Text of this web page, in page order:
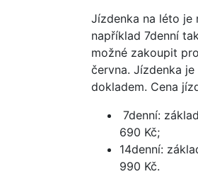
Jízdenka na léto je
například 7denní
možné zakoupit
června. Jízdenka
dokladem. Cena
7denní:
690 Kč;
14denní:
990 Kč.